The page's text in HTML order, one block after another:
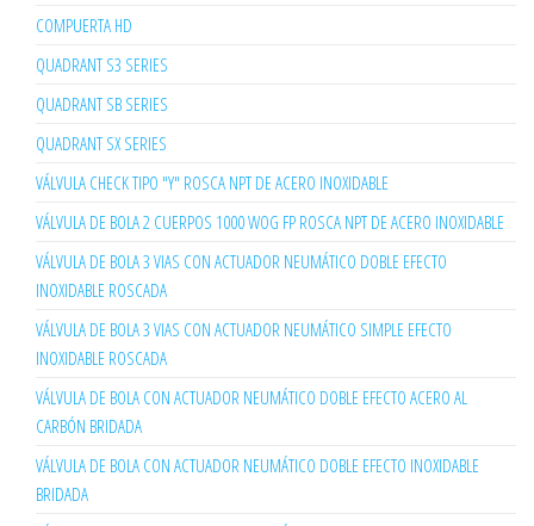
COMPUERTA HD
QUADRANT S3 SERIES
QUADRANT SB SERIES
QUADRANT SX SERIES
VÁLVULA CHECK TIPO "Y" ROSCA NPT DE ACERO INOXIDABLE
VÁLVULA DE BOLA 2 CUERPOS 1000 WOG FP ROSCA NPT DE ACERO INOXIDABLE
VÁLVULA DE BOLA 3 VIAS CON ACTUADOR NEUMÁTICO DOBLE EFECTO
INOXIDABLE ROSCADA
VÁLVULA DE BOLA 3 VIAS CON ACTUADOR NEUMÁTICO SIMPLE EFECTO
INOXIDABLE ROSCADA
VÁLVULA DE BOLA CON ACTUADOR NEUMÁTICO DOBLE EFECTO ACERO AL
CARBÓN BRIDADA
VÁLVULA DE BOLA CON ACTUADOR NEUMÁTICO DOBLE EFECTO INOXIDABLE
BRIDADA